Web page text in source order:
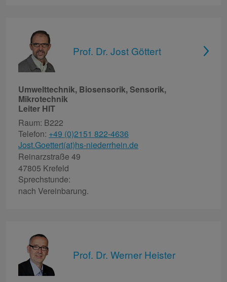
Prof. Dr. Jost Göttert
Umwelttechnik, Biosensorik, Sensorik,
Mikrotechnik
Leiter HIT
Raum: B222
Telefon: +49 (0)2151 822-4636
Jost.Goettert(at)hs-niederrhein.de
Reinarzstraße 49
47805 Krefeld
Sprechstunde:
nach Vereinbarung.
Prof. Dr. Werner Heister